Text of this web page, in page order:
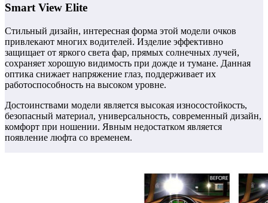
Smart View Elite
Стильный дизайн, интересная форма этой модели очков
привлекают многих водителей. Изделие эффективно
защищает от яркого света фар, прямых солнечных лучей,
сохраняет хорошую видимость при дожде и тумане. Данная
оптика снижает напряжение глаз, поддерживает их
работоспособность на высоком уровне.
Достоинствами модели является высокая износостойкость,
безопасный материал, универсальность, современный дизайн,
комфорт при ношении. Явным недостатком является
появление люфта со временем.